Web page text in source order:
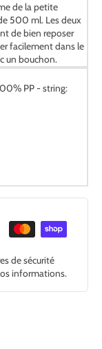
de la petite
500 ml. Les deux
de bien reposer
facilement dans le
un bouchon.
PP - string:
de sécurité
informations.